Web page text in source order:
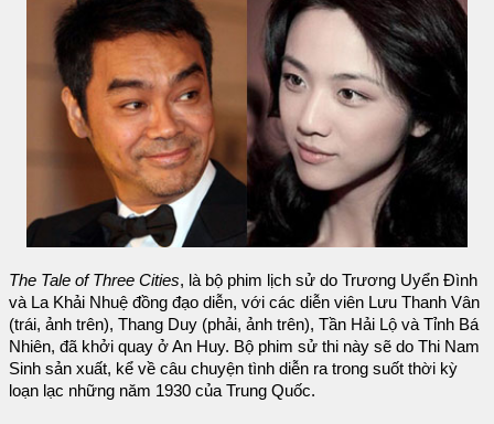
The Tale of Three Cities, là bộ phim lịch sử do Trương Uyển Đình
và La Khải Nhuệ đồng đạo diễn, với các diễn viên Lưu Thanh Vân
(trái, ảnh trên), Thang Duy (phải, ảnh trên), Tần Hải Lộ và Tỉnh Bá
Nhiên, đã khởi quay ở An Huy. Bộ phim sử thi này sẽ do Thi Nam
Sinh sản xuất, kể về câu chuyện tình diễn ra trong suốt thời kỳ
loạn lạc những năm 1930 của Trung Quốc.